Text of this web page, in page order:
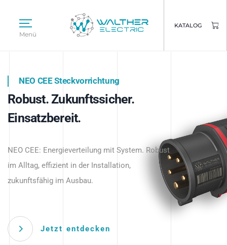
Menü
KATALOG
Intelligente Stromverteilung
beginnt hier.
NEO CEE Steckvorrichtung
Robust. Zukunftssicher.
Einsatzbereit.
NEO CEE: Energieverteilung mit System. Robust
im Alltag, effizient in der Installation,
zukunftsfähig im Ausbau.
Jetzt entdecken
Intelligenz trifft Energie.
Anwendungen – robust, IP-geschützt und
zukunftsfähig.